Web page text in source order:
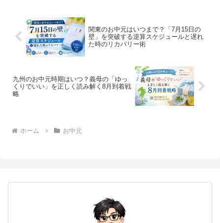
関東のお中元はいつまで？「7月15日の
壁」を突破する逆算スケジュールと遅れ
た時のリカバリー術
九州のお中元時期はいつ？義母の「ゆっ
くりでいい」を正しく読み解く8月到着戦
略
ホーム お中元